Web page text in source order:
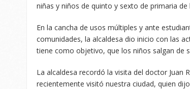
niñas y niños de quinto y sexto de primaria
En la cancha de usos múltiples y ante
comunidades, la alcaldesa dio inicio con las
tiene como objetivo, que los niños salgan de
La alcaldesa recordó la visita del doctor Juan
recientemente visitó nuestra ciudad, quien